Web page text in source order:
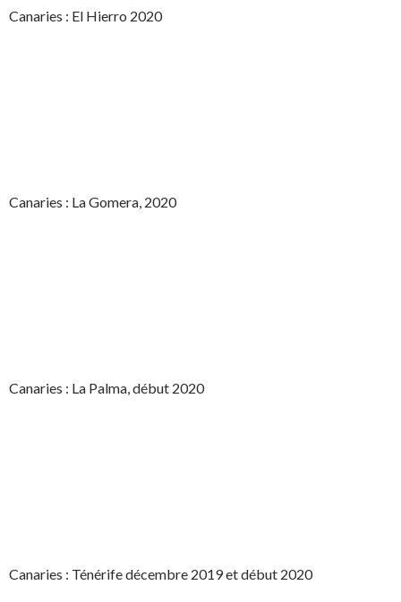
Canaries : El Hierro 2020
Canaries : La Gomera, 2020
Canaries : La Palma, début 2020
Canaries : Ténérife décembre 2019 et début 2020